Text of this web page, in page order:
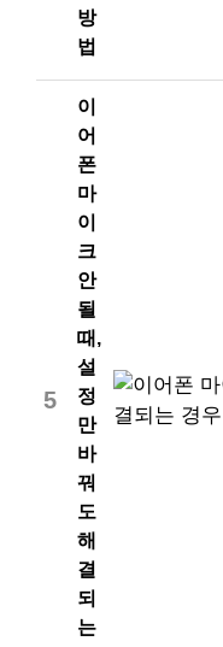
방
법
5
이
어
폰
마
이
크
안
될
때,
설
정
만
바
꿔
도
해
결
되
는